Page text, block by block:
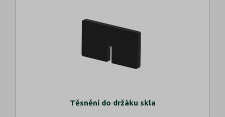
Těsnění do držáku skla